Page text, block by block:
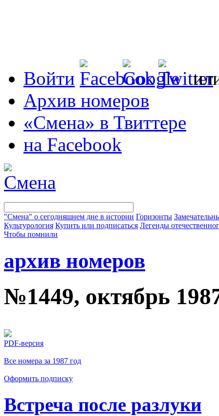
Войти
Архив номеров
«Смена» в Твиттере
на Facebook
"Смена" о сегодняшнем дне в истории Горизонты
Культурология Купить или подписаться Легенды
Чтобы помнили
архив номеров
№1449, октябрь
PDF-версия
Все номера за 1987 год
Оформить подписку
Встреча после разлуки